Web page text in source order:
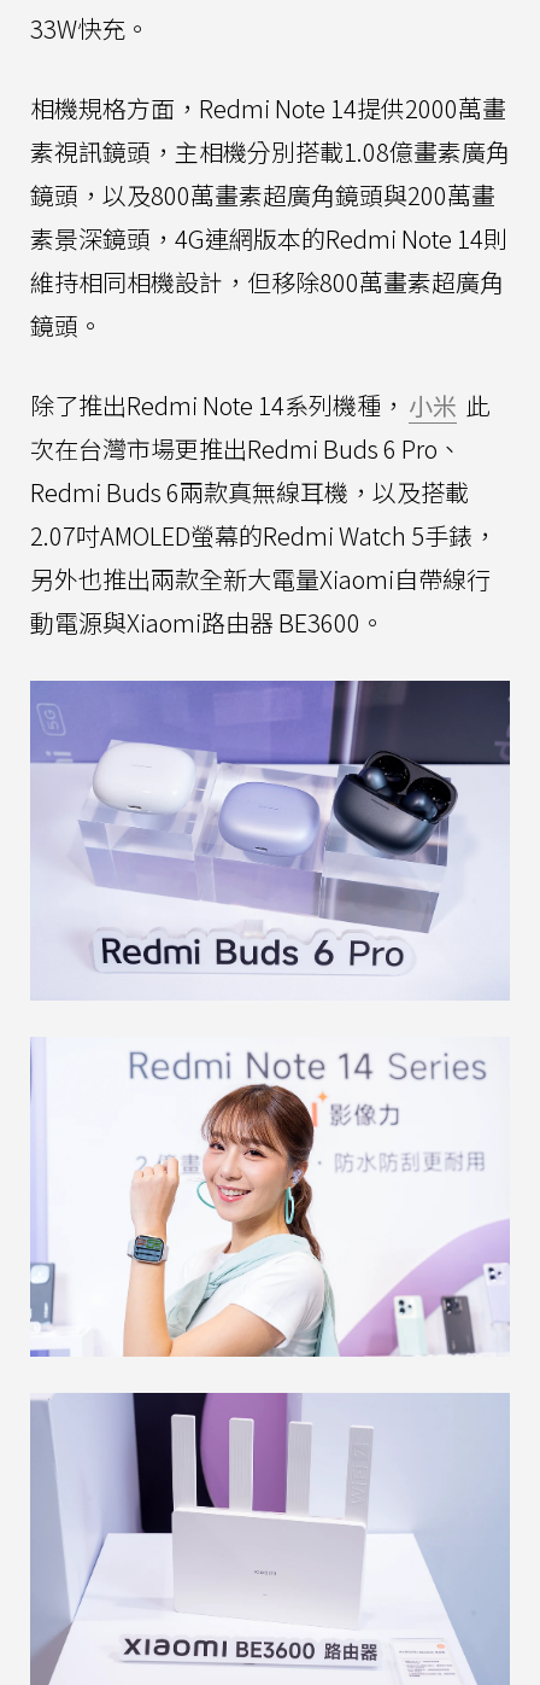
33W快充。
相機規格方面，Redmi Note 14提供2000萬畫
素視訊鏡頭，主相機分別搭載1.08億畫素廣角
鏡頭，以及800萬畫素超廣角鏡頭與200萬畫
素景深鏡頭，4G連網版本的Redmi Note 14則
維持相同相機設計，但移除800萬畫素超廣角
鏡頭。
除了推出Redmi Note 14系列機種， 小米 此
次在台灣市場更推出Redmi Buds 6 Pro、
Redmi Buds 6兩款真無線耳機，以及搭載
2.07吋AMOLED螢幕的Redmi Watch 5手錶，
另外也推出兩款全新大電量Xiaomi自帶線行
動電源與Xiaomi路由器 BE3600。